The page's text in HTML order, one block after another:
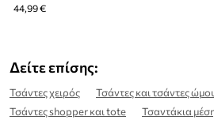
44,99 €
Δείτε επίσης:
Τσάντες χειρός
Τσάντες και τσάντες
Τσάντες shopper και tote
Τσαντάκια